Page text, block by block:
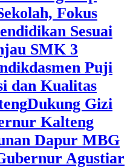
Fokus
Sesuai
SMK 3
Puji
dan Kualitas
‎Dukung Gizi
Kalteng
Dapur MBG
Agustiar